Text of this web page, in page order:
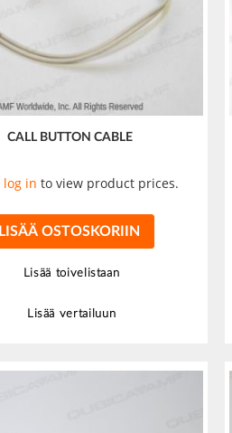
CALL BUTTON CABLE
log in to view product prices.
LISÄÄ OSTOSKORIIN
Lisää toivelistaan
Lisää vertailuun